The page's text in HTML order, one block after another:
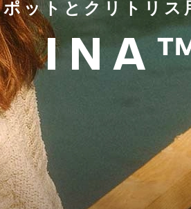
ットとクリトリス